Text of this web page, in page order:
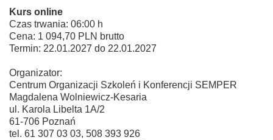
Kurs online
Czas trwania: 06:00 h
Cena: 1 094,70 PLN brutto
Termin: 22.01.2027 do 22.01.2027
Organizator:
Centrum Organizacji Szkoleń i Konferencji SEMPER
Magdalena Wolniewicz-Kesaria
ul. Karola Libelta 1A/2
61-706 Poznań
tel. 61 307 03 03, 508 393 926